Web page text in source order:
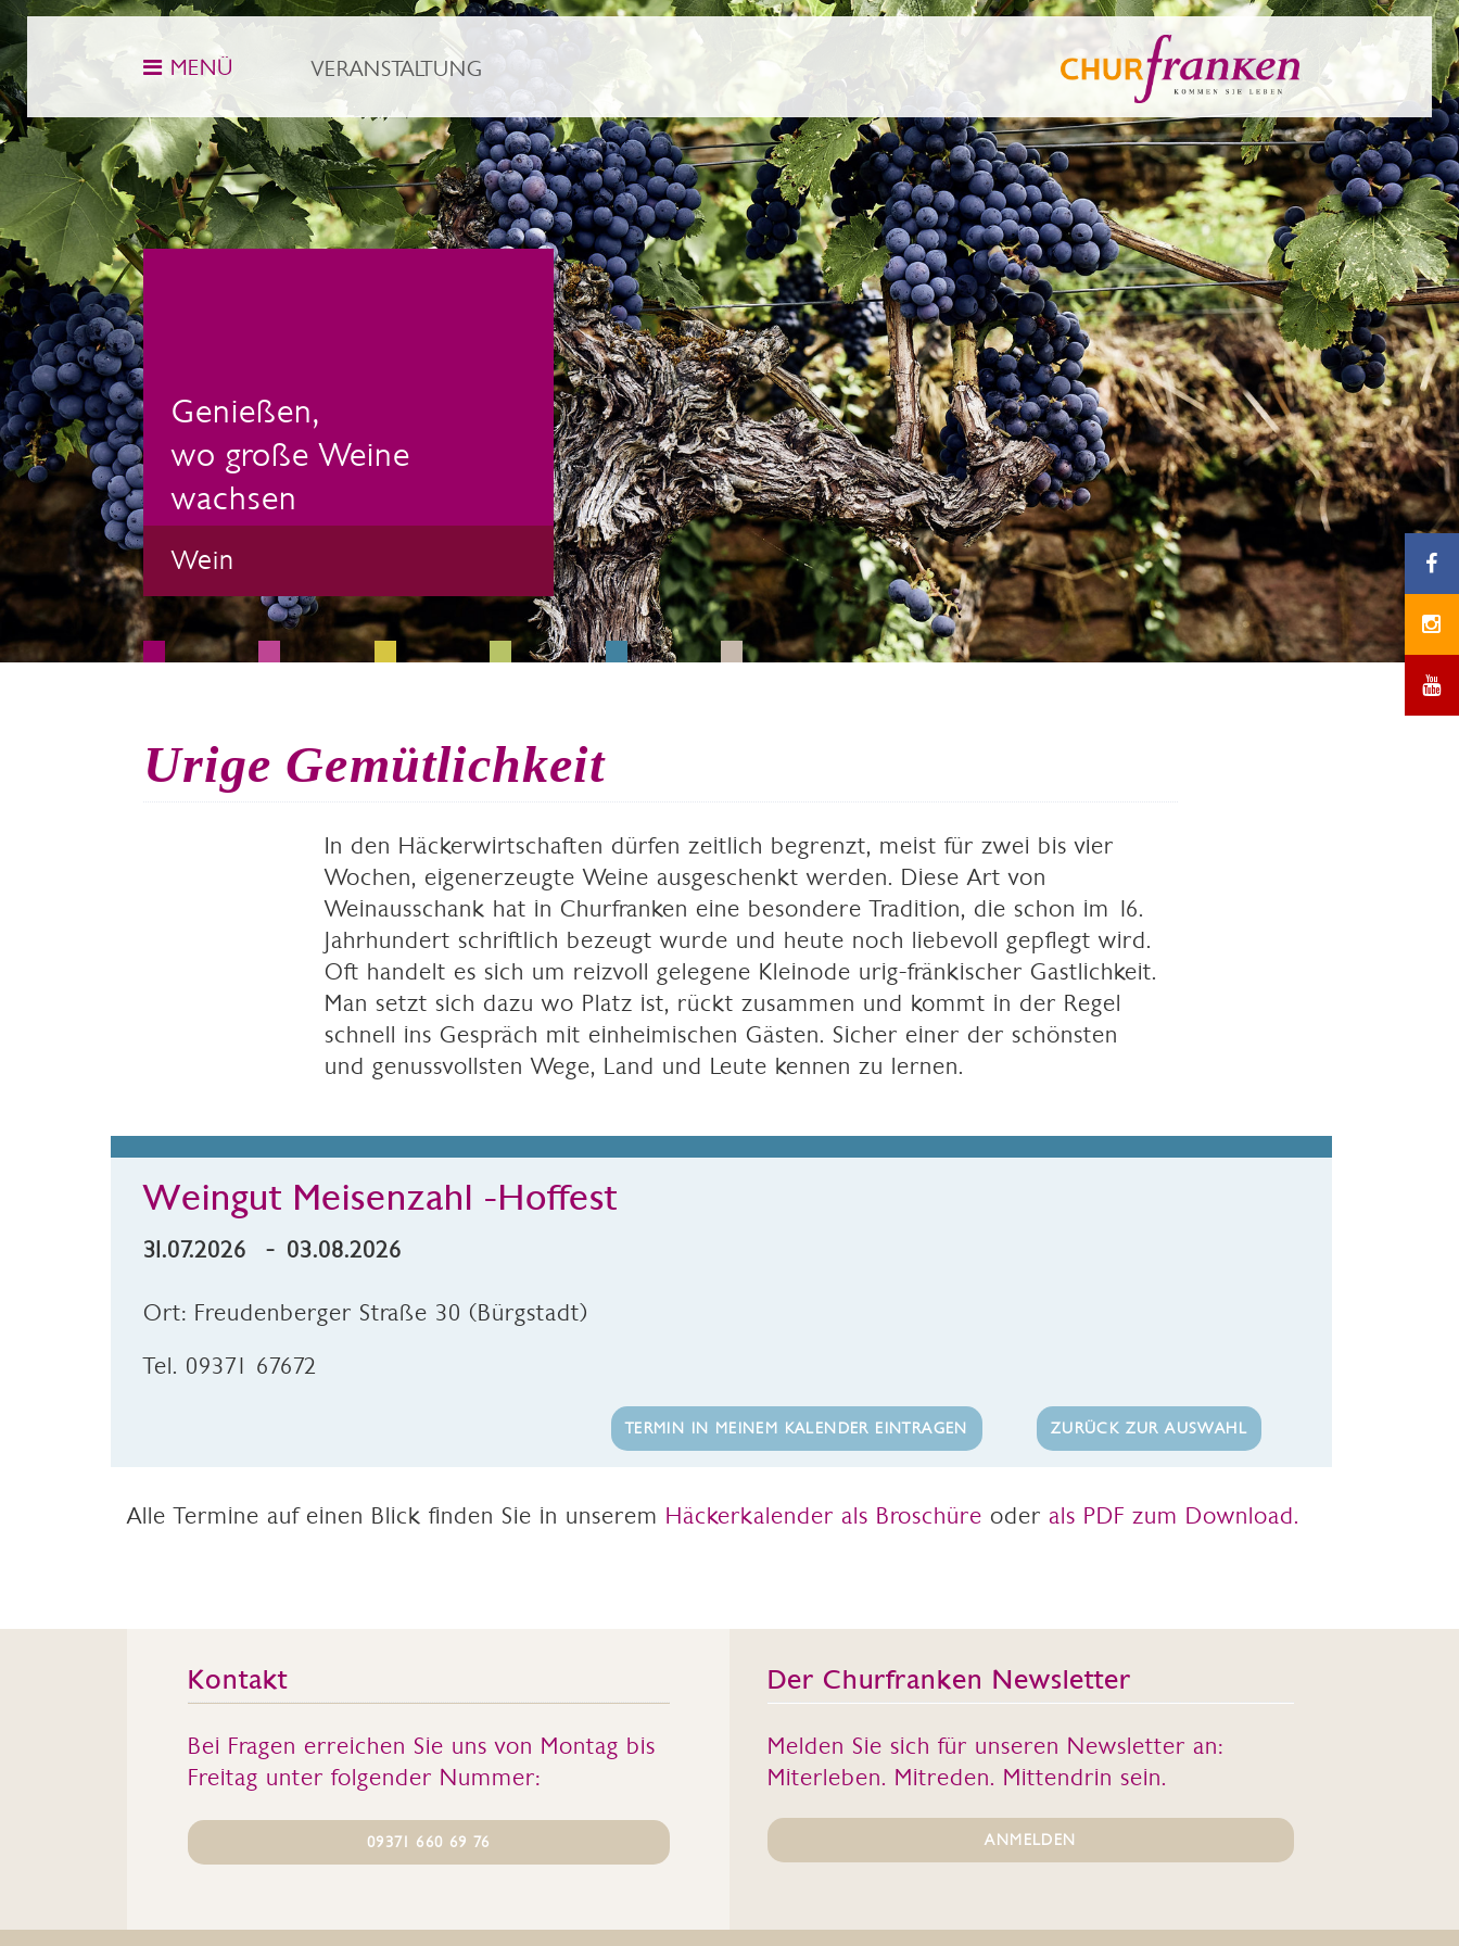
VERANSTALTUNG
MENÜ
Genießen,
wo große Weine
wachsen
Wein
Urige Gemütlichkeit
In den Häckerwirtschaften dürfen zeitlich begrenzt, meist für zwei bis vier
Wochen, eigenerzeugte Weine ausgeschenkt werden. Diese Art von
Weinausschank hat in Churfranken eine besondere Tradition, die schon im 16.
Jahrhundert schriftlich bezeugt wurde und heute noch liebevoll gepflegt wird.
Oft handelt es sich um reizvoll gelegene Kleinode urig-fränkischer Gastlichkeit.
Man setzt sich dazu wo Platz ist, rückt zusammen und kommt in der Regel
schnell ins Gespräch mit einheimischen Gästen. Sicher einer der schönsten
und genussvollsten Wege, Land und Leute kennen zu lernen.
Weingut Meisenzahl -Hoffest
31.07.2026 - 03.08.2026
Ort: Freudenberger Straße 30 (Bürgstadt)
Tel. 09371 67672
ZURÜCK ZUR AUSWAHL
TERMIN IN MEINEM KALENDER EINTRAGEN
Alle Termine auf einen Blick finden Sie in unserem Häckerkalender als Broschüre oder als PDF zum Download.
Kontakt
Bei Fragen erreichen Sie uns von Montag bis
Freitag unter folgender Nummer:
09371 660 69 76
Der Churfranken Newsletter
Melden Sie sich für unseren Newsletter an:
Miterleben. Mitreden. Mittendrin sein.
ANMELDEN